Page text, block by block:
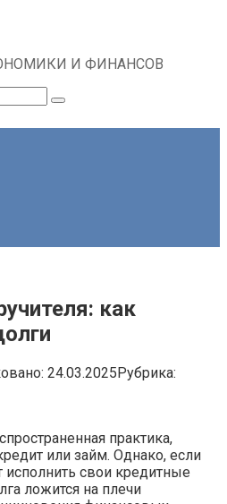
И ФИНАНСОВ
как
24.03.2025Рубрика:
практика,
или займ. Однако, если
свои кредитные
ложится на плечи